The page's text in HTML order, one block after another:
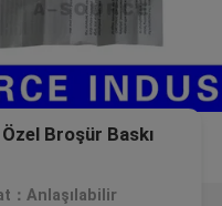
Broşür Baskı
：Anlaşılabilir